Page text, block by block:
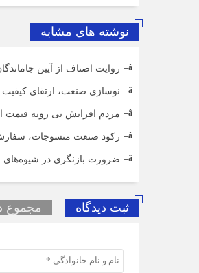
نوشته های مشابه
روایت اصناف از آیین
نوسازی صنعت، ارتقای
مردم افزایش بی رویه قیمت
رکود صنعت منسوجات،
ضرورت بازنگری در شیوه‌های
ثبت دیدگاه مجموع